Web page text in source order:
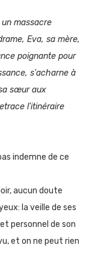
massacre
Eva, sa mère,
poignante pour
s'acharne à
sœur aux
l'itinéraire
indemne de ce
aucun doute
la veille de ses
personnel de son
et on ne peut rien